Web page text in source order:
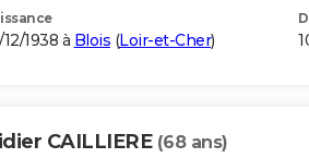
1938 à Blois (Loir-et-Cher)
CAILLIERE (68 ans)